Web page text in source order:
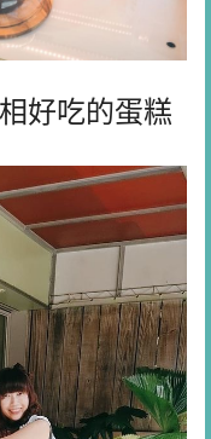
好吃的蛋糕